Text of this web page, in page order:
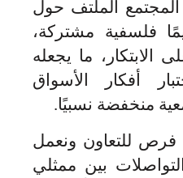
المجتمع الملتف حول
فلسفية مشتركة،
الابتكار، ما يجعله
أفكار الأسواق
منخفضة نسبيًا.
فرص للتعاون ونعمل
بين ممثلي